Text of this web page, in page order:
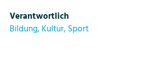
Verantwortlich
Bildung, Kultur, Sport